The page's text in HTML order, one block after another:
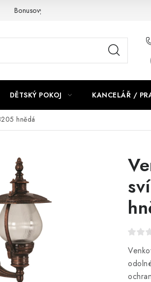
Bonusový program NBM+
DĚTSKÝ POKOJ KANCELÁŘ /
hnědá